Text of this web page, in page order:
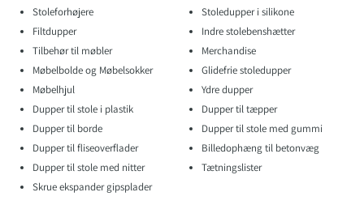
Stoleforhøjere
Filtdupper
Tilbehør til møbler
Møbelbolde og Møbelsokker
Møbelhjul
Dupper til stole i plastik
Dupper til borde
Dupper til fliseoverflader
Dupper til stole med nitter
Skrue ekspander gipsplader
Stoledupper i silikone
Indre stolebenshætter
Merchandise
Glidefrie stoledupper
Ydre dupper
Dupper til tæpper
Dupper til stole med gummi
Billedophæng til betonvæg
Tætningslister